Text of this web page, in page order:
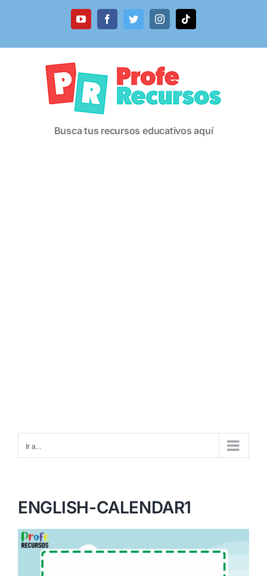
YouTubeFacebookTwitterInstagramTiktok
Busca tus recursos educativos aquí
Ir a...
ENGLISH-CALENDAR1